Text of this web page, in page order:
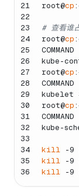
21
22
23
24
25
26
27
28
29
30
31
32
33
34
35
36
root@cp
# 查看谁
root@cp
kube-
root@cp
kubelet
root@cp
kube-
kill
-9
kill
-9
kill
-9